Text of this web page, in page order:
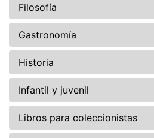
Filosofía
Gastronomía
Historia
Infantil y juvenil
Libros para coleccionistas